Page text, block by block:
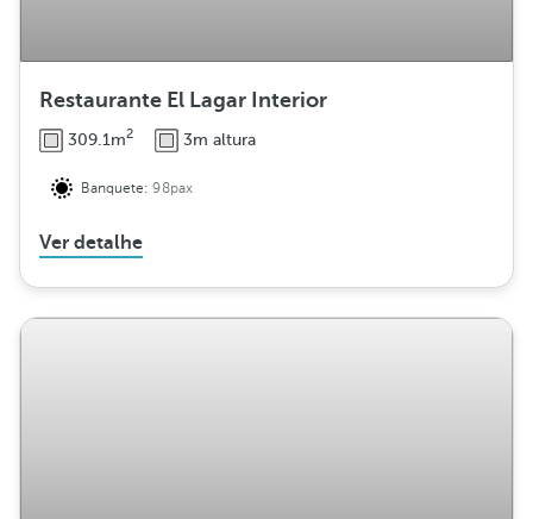
Restaurante El Lagar Interior
309.1m2 3m altura
Banquete:98pax
Ver detalhe